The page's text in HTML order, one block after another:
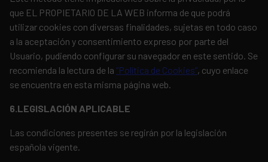
que EL PROPIETARIO DE LA WEB informa de que podrá
utilizar cookies con diversas finalidades, sujetas en todo caso
a la aceptación y consentimiento expreso por parte del
Usuario, pudiendo configurar su navegador en este sentido. Se
recomienda la lectura de la “Política de Cookies”, cuyo enlace
se encuentra en esta misma página web.
6.LEGISLACIÓN APLICABLE
Las condiciones presentes se regirán por la legislación
española vigente.